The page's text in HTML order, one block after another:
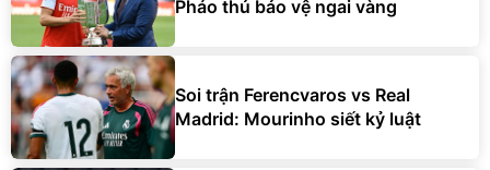
Pháo thủ bảo vệ ngai vàng
Soi trận Ferencvaros vs Real
Madrid: Mourinho siết kỷ luật